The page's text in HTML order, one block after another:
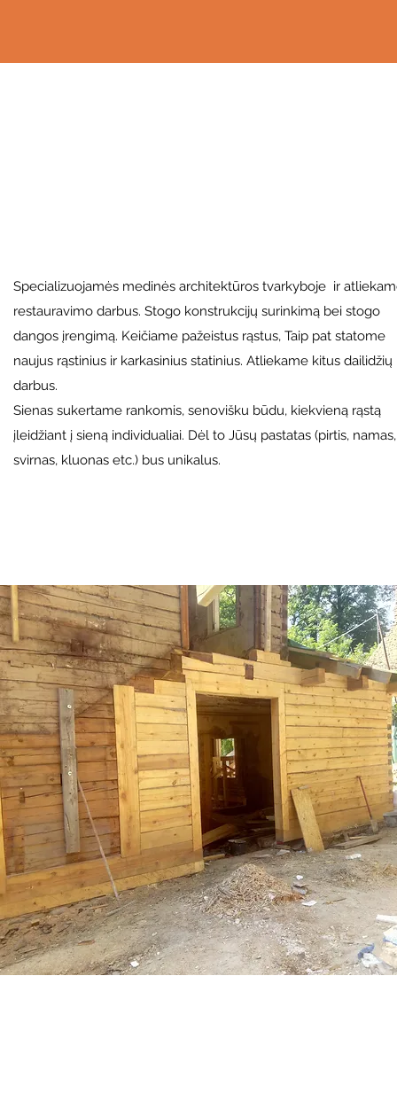
Specializuojamės medinės architektūros tvarkyboje ir
restauravimo darbus. Stogo konstrukcijų surinkimą bei stogo
dangos įrengimą. Keičiame pažeistus rąstus, Taip pat statome
naujus rąstinius ir karkasinius statinius. Atliekame kitus dailidžių
darbus.
Sienas sukertame rankomis, senovišku būdu, kiekvieną rąstą
įleidžiant į sieną individualiai. Dėl to Jūsų pastatas (pirtis, namas,
svirnas, kluonas etc.) bus unikalus.